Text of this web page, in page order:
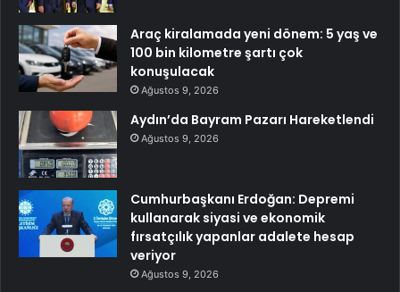
Araç kiralamada yeni dönem: 5 yaş ve
100 bin kilometre şartı çok
konuşulacak
Ağustos 9, 2026
Aydın’da Bayram Pazarı Hareketlendi
Ağustos 9, 2026
Cumhurbaşkanı Erdoğan: Depremi
kullanarak siyasi ve ekonomik
fırsatçılık yapanlar adalete hesap
veriyor
Ağustos 9, 2026